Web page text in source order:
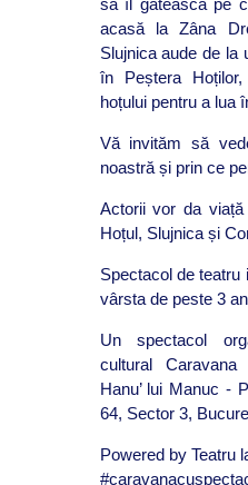
să îl gătească pe
acasă la Zâna
Slujnica aude de la
în Peștera
hoțului pentru a lua
Vă invităm să
noastră și prin ce
Actorii vor da viață
Hoțul, Slujnica și
Spectacol de
vârsta de peste 3
Un spectacol
cultural
Hanu’ lui Manuc -
64, Sector 3,
Powered by Teatru